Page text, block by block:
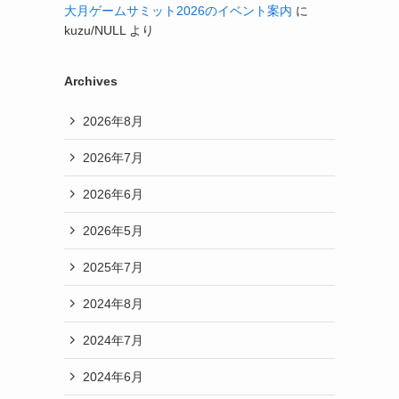
大月ゲームサミット2026のイベント案内 に
kuzu/NULL
より
Archives
2026年8月
2026年7月
2026年6月
2026年5月
2025年7月
2024年8月
2024年7月
2024年6月